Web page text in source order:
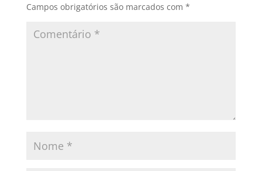
Campos obrigatórios são marcados com *